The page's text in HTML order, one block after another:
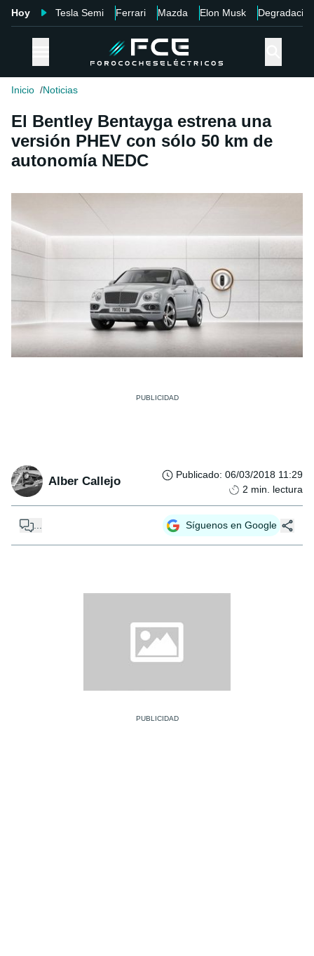
Hoy Tesla Semi Ferrari Mazda Elon Musk Degradación
Inicio Noticias
El Bentley Bentayga estrena una
versión PHEV con sólo 50 km de
autonomía NEDC
Alber Callejo Publicado: 06/03/2018 11:29
2 min. lectura
... Síguenos en Google